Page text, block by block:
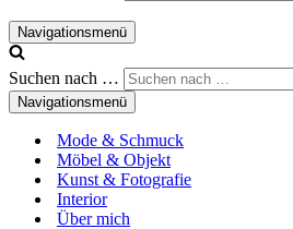
Navigationsmenü
Suchen nach …
Navigationsmenü
Mode & Schmuck
Möbel & Objekt
Kunst & Fotografie
Interior
Über mich